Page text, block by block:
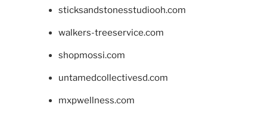
sticksandstonesstudiooh.com
walkers-treeservice.com
shopmossi.com
untamedcollectivesd.com
mxpwellness.com